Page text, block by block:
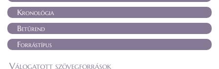
Kronológia
Betűrend
Forrástípus
Válogatott szövegforrások